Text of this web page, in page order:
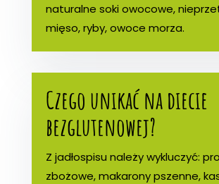
naturalne soki owocowe,
mięso, ryby, owoce morza.
Czego unikać na diecie
bezglutenowej?
Z jadłospisu należy wykluczyć:
zbożowe, makarony pszenne,